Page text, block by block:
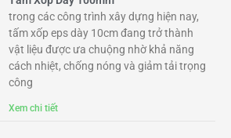
trong các công trình xây dựng hiện nay,
tấm xốp eps dày 10cm đang trở thành
vật liệu được ưa chuộng nhờ khả năng
cách nhiệt, chống nóng và giảm tải trọng
công
Xem chi tiết